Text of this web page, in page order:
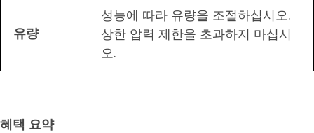
유량
성능에 따라 유량을 조절하십시오.
상한 압력 제한을 초과하지 마십시
오.
혜택 요약